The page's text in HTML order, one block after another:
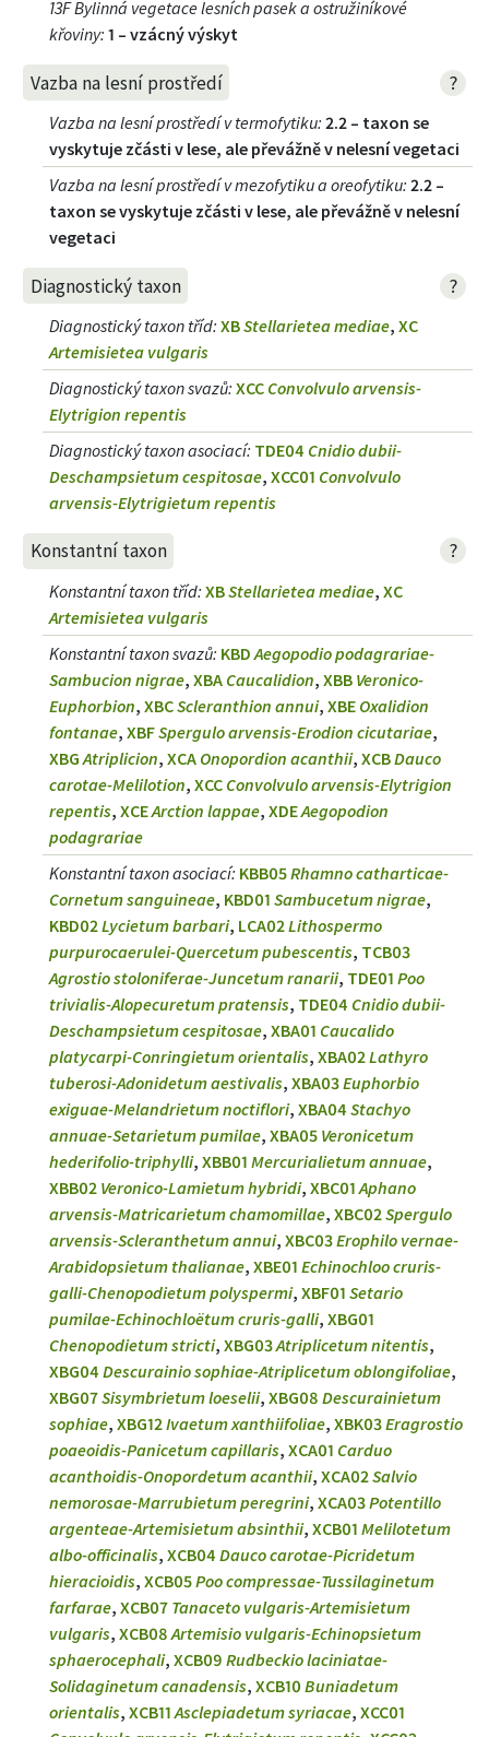
13F Bylinná vegetace lesních pasek a ostružiníkové
křoviny: 1 – vzácný výskyt
Vazba na lesní prostředí ?
Vazba na lesní prostředí v termofytiku: 2.2 – taxon se
vyskytuje zčásti v lese, ale převážně v nelesní vegetaci
Vazba na lesní prostředí v mezofytiku a oreofytiku: 2.2 –
taxon se vyskytuje zčásti v lese, ale převážně v nelesní
vegetaci
Diagnostický taxon ?
Diagnostický taxon tříd: XBStellarietea mediae,XC
Artemisietea vulgaris
Diagnostický taxon svazů: XCC Convolvulo arvensis-
Elytrigion repentis
Diagnostický taxon asociací: TDE04 Cnidio dubii-
Deschampsietum cespitosae,XCC01 Convolvulo
arvensis-Elytrigietum repentis
Konstantní taxon ?
Konstantní taxon tříd: XBStellarietea mediae,XC
Artemisietea vulgaris
Konstantní taxon svazů: KBDAegopodio podagrariae-
Sambucion nigrae,XBA Caucalidion,XBB Veronico-
Euphorbion,XBCScleranthion annui,XBE Oxalidion
fontanae,XBFSpergulo arvensis-Erodion cicutariae,
XBGAtriplicion,XCA Onopordion acanthii,XCBDauco
carotae-Melilotion,XCC Convolvulo arvensis-Elytrigion
repentis,XCEArction lappae,XDEAegopodion
podagrariae
Konstantní taxon asociací: KBB05Rhamno catharticae-
Cornetum sanguineae, KBD01Sambucetum nigrae,
KBD02Lycietum barbari, LCA02Lithospermo
purpurocaerulei-Quercetum pubescentis, TCB03
Agrostio stoloniferae-Juncetum ranarii, TDE01Poo
trivialis-Alopecuretum pratensis, TDE04 Cnidio dubii-
Deschampsietum cespitosae,XBA01 Caucalido
platycarpi-Conringietum orientalis,XBA02Lathyro
tuberosi-Adonidetum aestivalis,XBA03Euphorbio
exiguae-Melandrietum noctiflori,XBA04Stachyo
annuae-Setarietum pumilae,XBA05 Veronicetum
hederifolio-triphylli,XBB01Mercurialietum annuae,
XBB02 Veronico-Lamietum hybridi,XBC01Aphano
arvensis-Matricarietum chamomillae,XBC02Spergulo
arvensis-Scleranthetum annui,XBC03Erophilo vernae-
Arabidopsietum thalianae,XBE01Echinochloo cruris-
galli-Chenopodietum polyspermi,XBF01Setario
pumilae-Echinochloëtum cruris-galli,XBG01
Chenopodietum stricti,XBG03Atriplicetum nitentis,
XBG04Descurainio sophiae-Atriplicetum oblongifoliae,
XBG07Sisymbrietum loeselii,XBG08Descurainietum
sophiae,XBG12Ivaetum xanthiifoliae,XBK03Eragrostio
poaeoidis-Panicetum capillaris,XCA01 Carduo
acanthoidis-Onopordetum acanthii,XCA02Salvio
nemorosae-Marrubietum peregrini,XCA03Potentillo
argenteae-Artemisietum absinthii,XCB01Melilotetum
albo-officinalis,XCB04Dauco carotae-Picridetum
hieracioidis,XCB05Poo compressae-Tussilaginetum
farfarae,XCB07 Tanaceto vulgaris-Artemisietum
vulgaris,XCB08Artemisio vulgaris-Echinopsietum
sphaerocephali,XCB09Rudbeckio laciniatae-
Solidaginetum canadensis,XCB10Buniadetum
orientalis,XCB11Asclepiadetum syriacae,XCC01